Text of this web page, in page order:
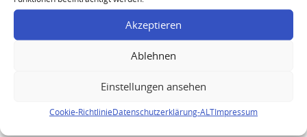
Akzeptieren
Ablehnen
Einstellungen ansehen
Cookie-RichtlinieDatenschutzerklärung-ALTImpressum